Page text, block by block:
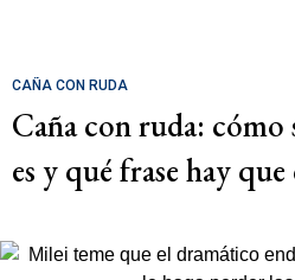
CAÑA CON RUDA
Caña con ruda: cómo
es y qué frase hay